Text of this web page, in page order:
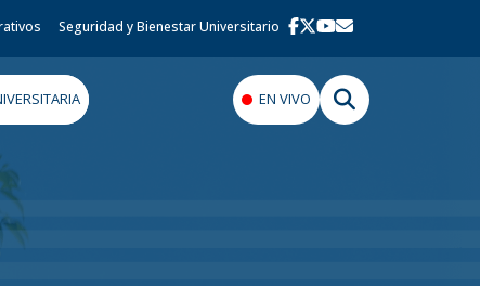
Seguridad y Bienestar Universitario
EN VIVO